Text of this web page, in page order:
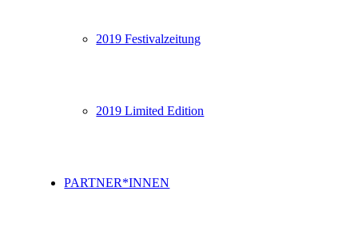
2019 Festivalzeitung
2019 Limited Edition
PARTNER*INNEN